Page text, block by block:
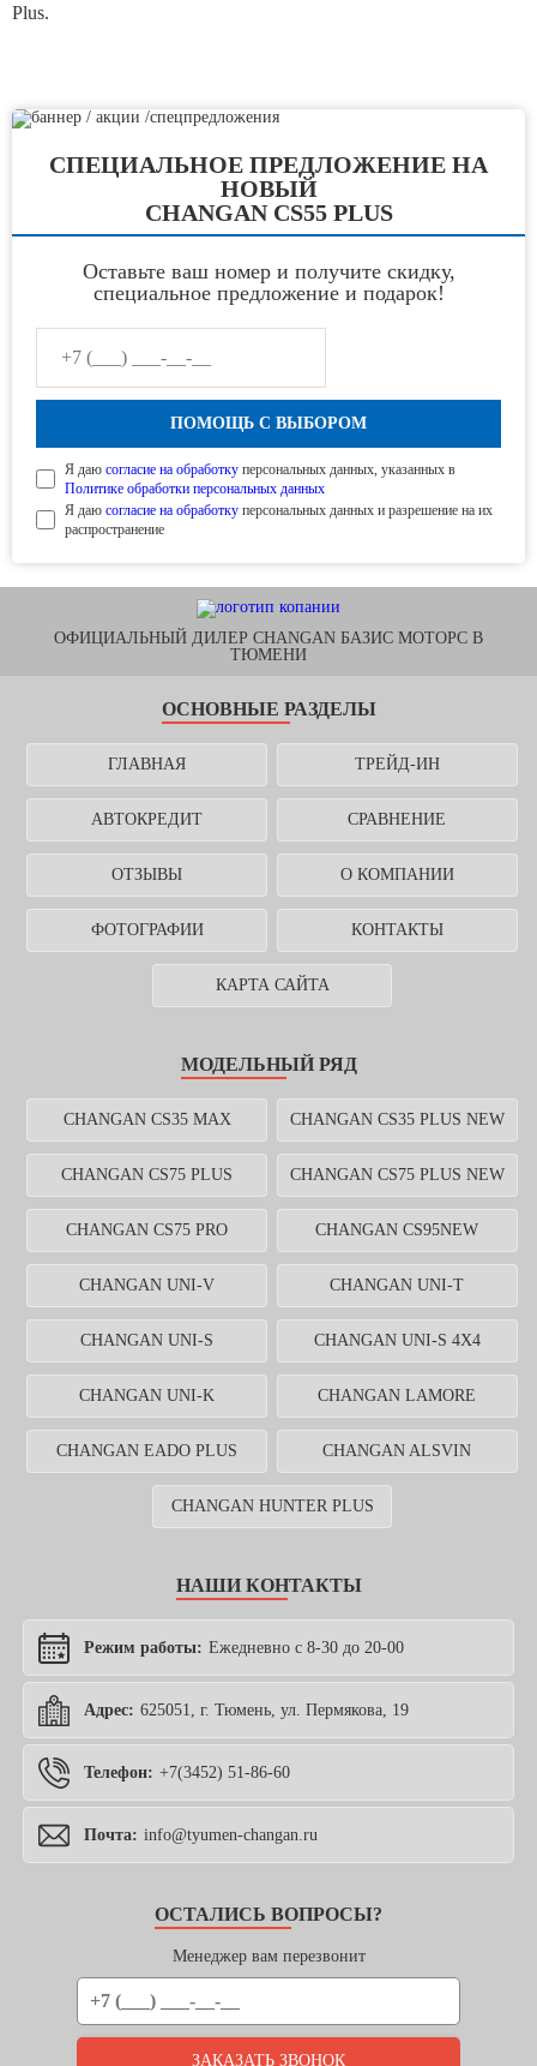
Plus.
СПЕЦИАЛЬНОЕ ПРЕДЛОЖЕНИЕ НА
НОВЫЙ
CHANGAN CS55 PLUS
Оставьте ваш номер и получите скидку,
специальное предложение и подарок!
ПОМОЩЬ С ВЫБОРОМ
Я даю согласие на обработку персональных данных, указанных в
Политике обработки персональных данных
Я даю согласие на обработку персональных данных и разрешение на их
распространение
ОФИЦИАЛЬНЫЙ ДИЛЕР CHANGAN БАЗИС МОТОРС В
ТЮМЕНИ
ОСНОВНЫЕ РАЗДЕЛЫ
ГЛАВНАЯ ТРЕЙД-ИН
АВТОКРЕДИТ СРАВНЕНИЕ
ОТЗЫВЫ О КОМПАНИИ
ФОТОГРАФИИ КОНТАКТЫ
КАРТА САЙТА
МОДЕЛЬНЫЙ РЯД
CHANGAN CS35 MAX CHANGAN CS35 PLUS NEW
CHANGAN CS75 PLUS CHANGAN CS75 PLUS NEW
CHANGAN CS75 PRO CHANGAN CS95NEW
CHANGAN UNI-V CHANGAN UNI-T
CHANGAN UNI-S CHANGAN UNI-S 4X4
CHANGAN UNI-K CHANGAN LAMORE
CHANGAN EADO PLUS CHANGAN ALSVIN
CHANGAN HUNTER PLUS
НАШИ КОНТАКТЫ
Режим работы: Ежедневно с 8-30 до 20-00
Адрес: 625051, г. Тюмень, ул. Пермякова, 19
Телефон: +7(3452) 51-86-60
Почта: info@tyumen-changan.ru
ОСТАЛИСЬ ВОПРОСЫ?
Менеджер вам перезвонит
ЗАКАЗАТЬ ЗВОНОК